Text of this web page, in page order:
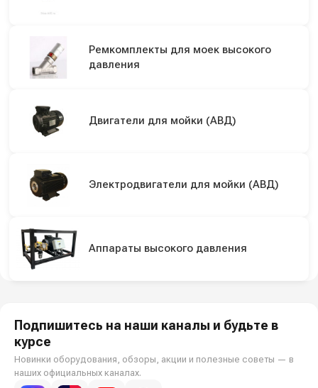
Ремкомплекты для моек высокого
давления
Двигатели для мойки (АВД)
Электродвигатели для мойки (АВД)
Аппараты высокого давления
Подпишитесь на наши каналы и будьте в
курсе
Новинки оборудования, обзоры, акции и полезные советы — в
наших официальных каналах.